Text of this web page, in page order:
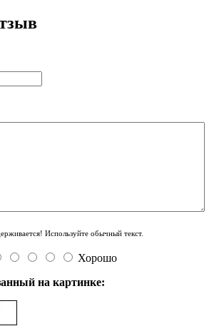
Используйте обычный текст.
Хорошо
на картинке: